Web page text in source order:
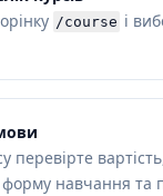
/course і
перевірте
форму навчання та